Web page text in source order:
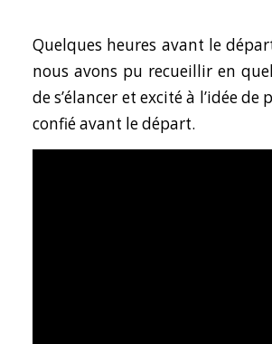
Quelques heures avant le
nous avons pu recueillir en
de s’élancer et excité à l’idée
confié avant le départ.